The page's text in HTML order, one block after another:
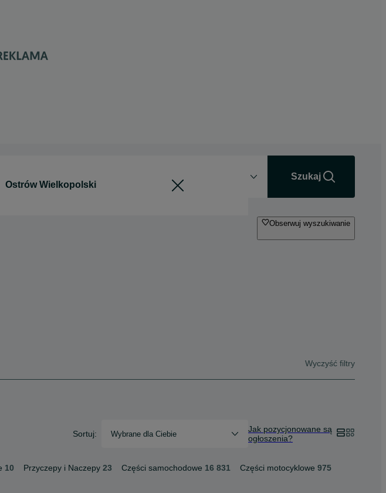
Szukaj
Obserwuj wyszukiwanie
Wyczyść filtry
Sortuj: Wybrane dla Ciebie
Jak pozycjonowane są
ogłoszenia?
10 Przyczepy i Naczepy 23 Części samochodowe 16 831 Części motocyklowe 975